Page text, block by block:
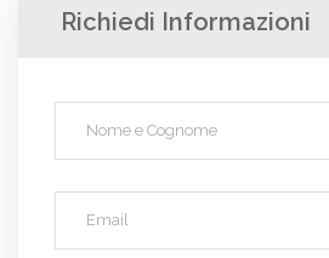
Richiedi Informazioni